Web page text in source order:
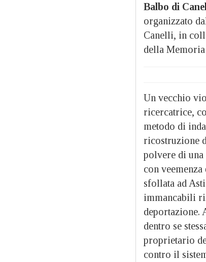
Balbo di
organizzato
Canelli, in
della
Un vecchio
ricercatrice,
metodo di
ricostruzione
polvere di
con
sfollata ad
immancabili
deportazione.
dentro se
proprietario
contro il